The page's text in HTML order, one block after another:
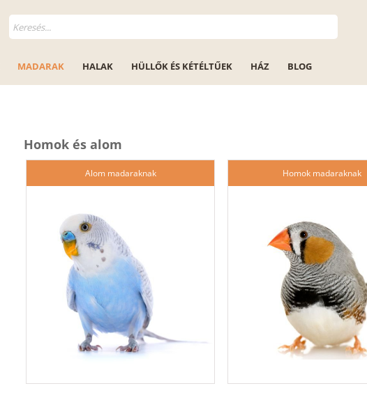
MADARAK HALAK HÜLLŐK ÉS KÉTÉLTŰEK HÁZ BLOG
Homok és alom
Alom madaraknak Homok madaraknak